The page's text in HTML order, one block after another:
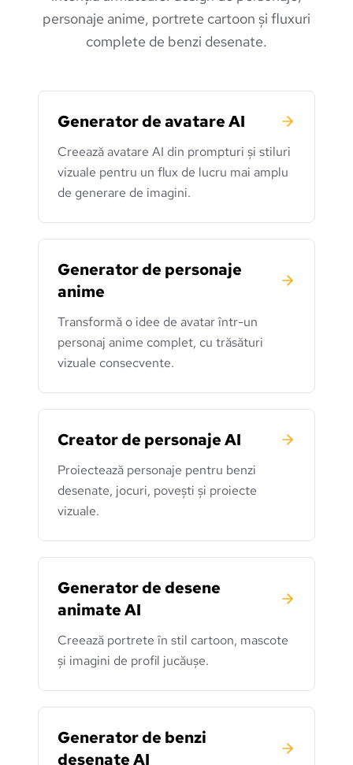
personaje anime, portrete cartoon și fluxuri
complete de benzi desenate.
Generator de avatare AI
Creează avatare AI din prompturi și stiluri
vizuale pentru un flux de lucru mai amplu
de generare de imagini.
Generator de personaje
anime
Transformă o idee de avatar într-un
personaj anime complet, cu trăsături
vizuale consecvente.
Creator de personaje AI
Proiectează personaje pentru benzi
desenate, jocuri, povești și proiecte
vizuale.
Generator de desene
animate AI
Creează portrete în stil cartoon, mascote
și imagini de profil jucăușe.
Generator de benzi
desenate AI